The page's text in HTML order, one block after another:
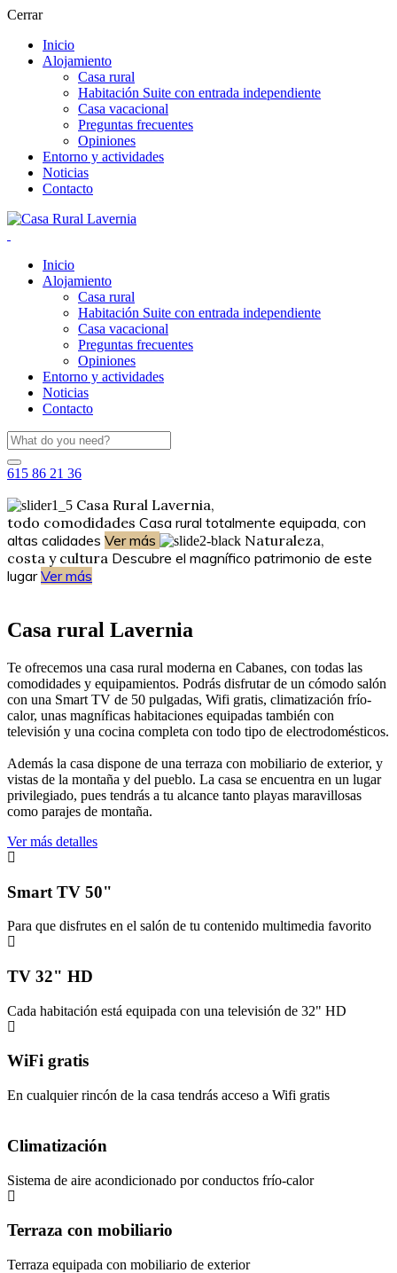
Cerrar
Inicio
Alojamiento
Casa rural
Habitación Suite con entrada independiente
Casa vacacional
Preguntas frecuentes
Opiniones
Entorno y actividades
Noticias
Contacto
Inicio
Alojamiento
Casa rural
Habitación Suite con entrada independiente
Casa vacacional
Preguntas frecuentes
Opiniones
Entorno y actividades
Noticias
Contacto
615 86 21 36
Casa Rural Lavernia,
todo comodidades Casa rural totalmente equipada, con
altas calidades Ver más
Naturaleza,
costa y cultura Descubre el magnífico patrimonio de este
lugarVer más
Casa rural Lavernia
Te ofrecemos una casa rural moderna en Cabanes, con todas las
comodidades y equipamientos. Podrás disfrutar de un cómodo salón
con una Smart TV de 50 pulgadas, Wifi gratis, climatización frío-
calor, unas magníficas habitaciones equipadas también con
televisión y una cocina completa con todo tipo de electrodomésticos.
Además la casa dispone de una terraza con mobiliario de exterior, y
vistas de la montaña y del pueblo. La casa se encuentra en un lugar
privilegiado, pues tendrás a tu alcance tanto playas maravillosas
como parajes de montaña.
Ver más detalles
Smart TV 50"
Para que disfrutes en el salón de tu contenido multimedia favorito
TV 32" HD
Cada habitación está equipada con una televisión de 32" HD
WiFi gratis
En cualquier rincón de la casa tendrás acceso a Wifi gratis
Climatización
Sistema de aire acondicionado por conductos frío-calor
Terraza con mobiliario
Terraza equipada con mobiliario de exterior